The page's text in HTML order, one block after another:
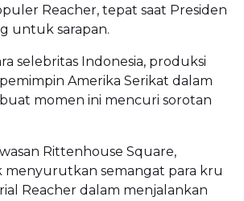
Reacher, tepat saat Presiden
untuk sarapan.
selebritas Indonesia, produksi
Amerika Serikat dalam
momen ini mencuri sorotan
Rittenhouse Square,
menyurutkan semangat para kru
Reacher dalam menjalankan